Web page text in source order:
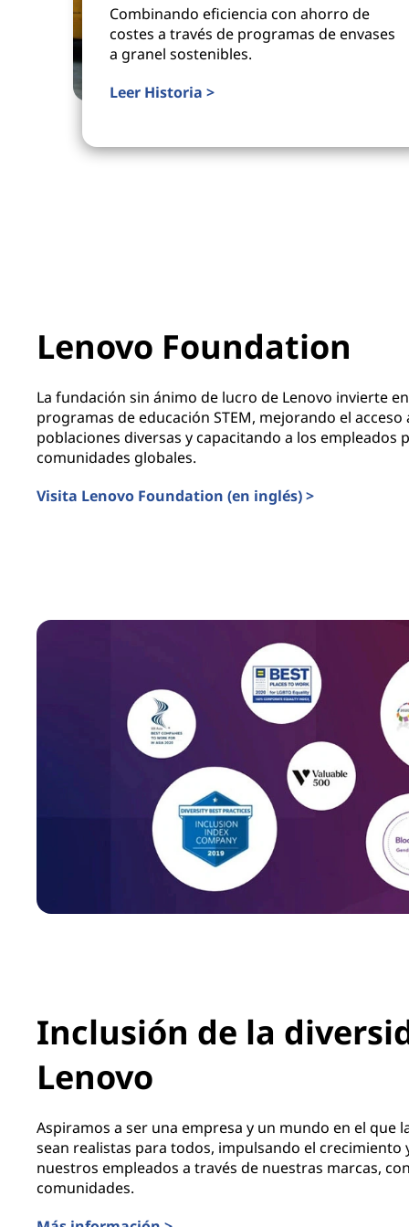
Combinando eficiencia con ahorro de
costes a través de programas de envases
a granel sostenibles.
Leer Historia >
Lenovo Foundation
La fundación sin ánimo de lucro de Lenovo invierte
programas de educación STEM, mejorando el
poblaciones diversas y capacitando a los empleados
comunidades globales.
Visita Lenovo Foundation (en inglés) >
Inclusión de la
Lenovo
Aspiramos a ser una empresa y un mundo en el que
sean realistas para todos, impulsando el crecimiento
nuestros empleados a través de nuestras marcas,
comunidades.